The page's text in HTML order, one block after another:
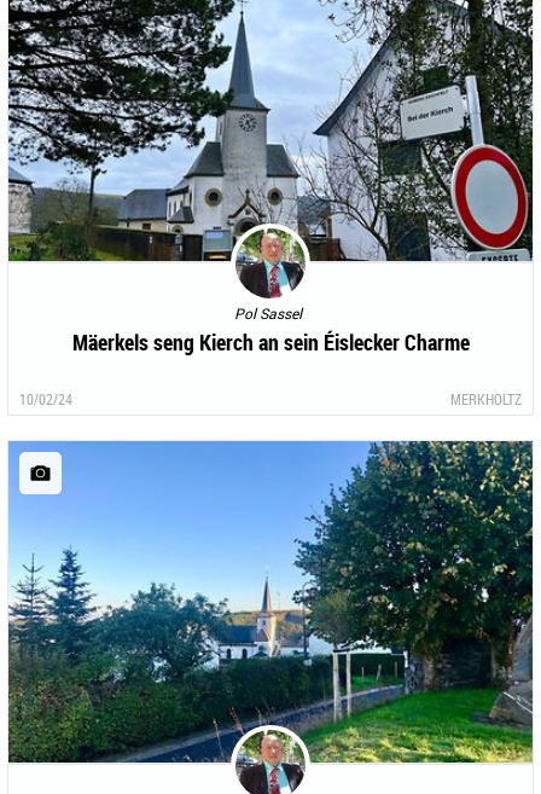
Pol Sassel
Mäerkels seng Kierch an sein Éislecker Charme
10/02/24 MERKHOLTZ